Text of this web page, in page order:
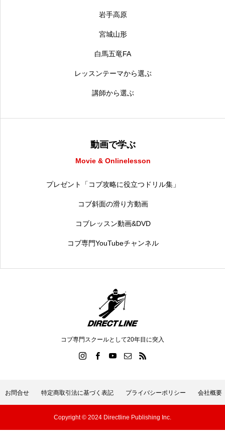
岩手高原
宮城山形
白馬五竜FA
レッスンテーマから選ぶ
講師から選ぶ
動画で学ぶ
Movie & Onlinelesson
プレゼント「コブ攻略に役立つドリル集」
コブ斜面の滑り方動画
コブレッスン動画&DVD
コブ専門YouTubeチャンネル
コブ専門スクールとして20年目に突入
お問合せ 特定商取引法に基づく表記 プライバシーポリシー 会社概要
Copyright © 2024 Directline Publishing Inc.